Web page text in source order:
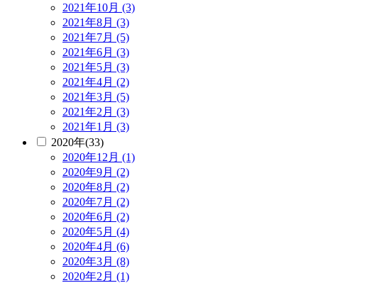
2021年10月 (3)
2021年8月 (3)
2021年7月 (5)
2021年6月 (3)
2021年5月 (3)
2021年4月 (2)
2021年3月 (5)
2021年2月 (3)
2021年1月 (3)
2020年(33)
2020年12月 (1)
2020年9月 (2)
2020年8月 (2)
2020年7月 (2)
2020年6月 (2)
2020年5月 (4)
2020年4月 (6)
2020年3月 (8)
2020年2月 (1)